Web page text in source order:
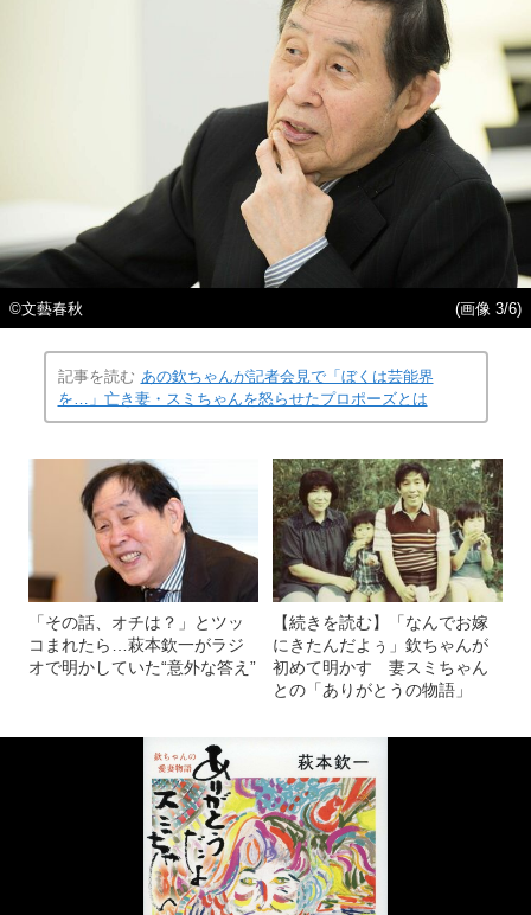
©文藝春秋 (画像 3/6)
記事を読む あの欽ちゃんが記者会見で「ぼくは芸能界
を…」亡き妻・スミちゃんを怒らせたプロポーズとは
「その話、オチは？」とツッ
コまれたら…萩本欽一がラジ
オで明かしていた“意外な答え”
【続きを読む】「なんでお嫁
にきたんだよぅ」欽ちゃんが
初めて明かす 妻スミちゃん
との「ありがとうの物語」